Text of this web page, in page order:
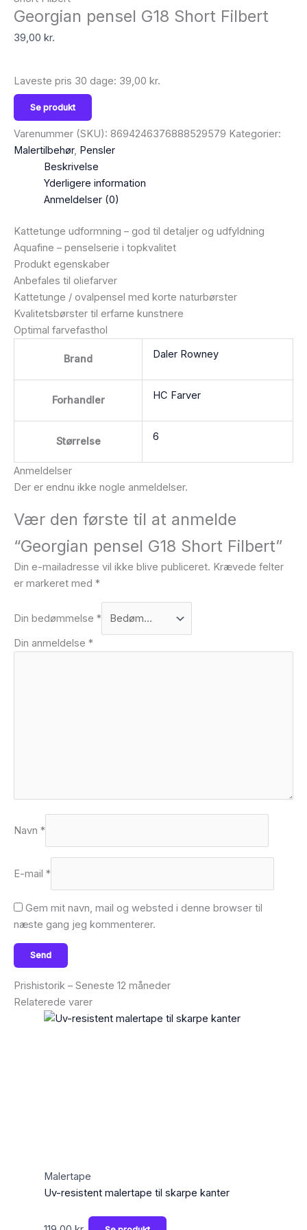
Georgian pensel G18 Short Filbert
39,00 kr.
Laveste pris 30 dage: 39,00 kr.
Se produkt
Varenummer (SKU): 8694246376888529579 Kategorier:
Malertilbehør, Pensler
Beskrivelse
Yderligere information
Anmeldelser (0)
Kattetunge udformning – god til detaljer og udfyldning
Aquafine – penselserie i topkvalitet
Produkt egenskaber
Anbefales til oliefarver
Kattetunge / ovalpensel med korte naturbørster
Kvalitetsbørster til erfarne kunstnere
Optimal farvefasthol
Brand Daler Rowney
Forhandler HC Farver
Størrelse 6
Anmeldelser
Der er endnu ikke nogle anmeldelser.
Vær den første til at anmelde
“Georgian pensel G18 Short Filbert”
Din e-mailadresse vil ikke blive publiceret. Krævede felter
er markeret med *
Din bedømmelse *
Din anmeldelse *
Navn *
E-mail *
Gem mit navn, mail og websted i denne browser til
næste gang jeg kommenterer.
Prishistorik – Seneste 12 måneder
Relaterede varer
Malertape
Uv-resistent malertape til skarpe kanter